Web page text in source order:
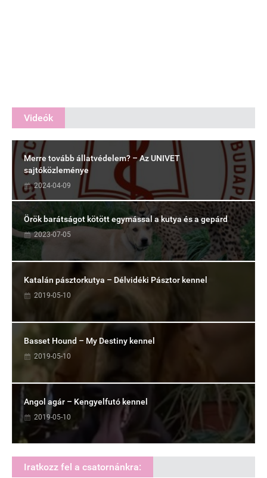
Videók
Merre tovább állatvédelem? – Az UNIVET
sajtóközleménye
2024-04-09
Örök barátságot kötött egymással a kutya és a gepárd
2023-07-05
Katalán pásztorkutya – Délvidéki Pásztor kennel
2019-05-10
Basset Hound – My Destiny kennel
2019-05-10
Angol agár – Kengyelfutó kennel
2019-05-10
Iratkozz fel a csatornánkra: